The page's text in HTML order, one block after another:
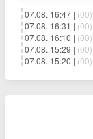
07.08. 16:47 | (00)
07.08. 16:31 | (00)
07.08. 16:10 | (00)
07.08. 15:29 | (00)
07.08. 15:20 | (00)